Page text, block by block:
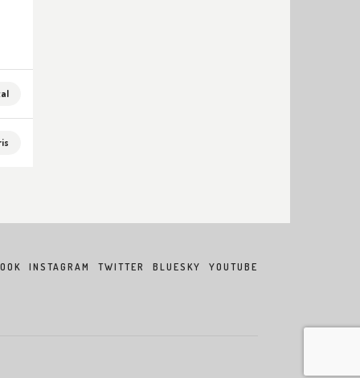
INSTAGRAM TWITTER BLUESKY YOUTUBE